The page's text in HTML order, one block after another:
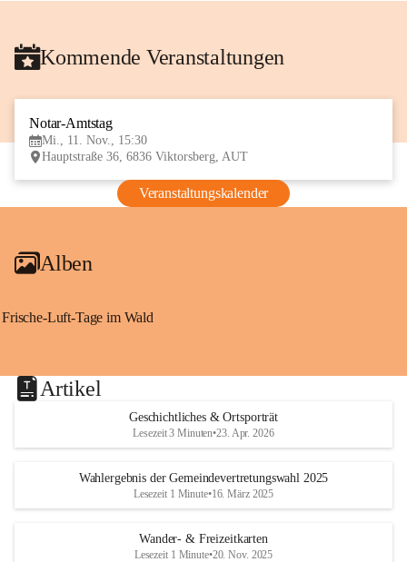
Kommende Veranstaltungen
Notar-Amtstag
Mi., 11. Nov., 15:30
Hauptstraße 36, 6836 Viktorsberg, AUT
Veranstaltungskalender
Alben
Frische-Luft-Tage im Wald
Artikel
Geschichtliches & Ortsporträt
Lesezeit 3 Minuten•23. Apr. 2026
Wahlergebnis der Gemeindevertretungswahl 2025
Lesezeit 1 Minute•16. März 2025
Wander- & Freizeitkarten
Lesezeit 1 Minute•20. Nov. 2025